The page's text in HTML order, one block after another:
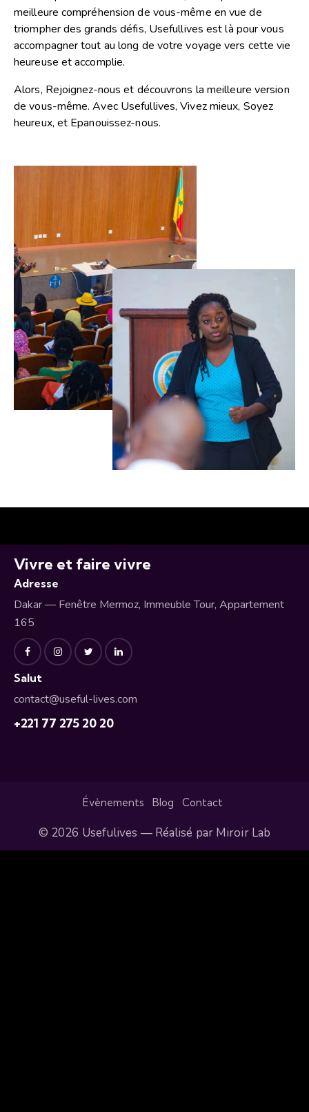
meilleure compréhension de vous-même en vue de
triompher des grands défis, Usefullives est là pour vous
accompagner tout au long de votre voyage vers cette vie
heureuse et accomplie.
Alors, Rejoignez-nous et découvrons la meilleure version
de vous-même. Avec Usefullives, Vivez mieux, Soyez
heureux, et Epanouissez-nous.
Vivre et faire vivre
Adresse
Dakar — Fenêtre Mermoz, Immeuble Tour, Appartement
165
Salut
contact@useful-lives.com
+221 77 275 20 20
Évènements Blog Contact
© 2026 Usefulives — Réalisé par Miroir Lab